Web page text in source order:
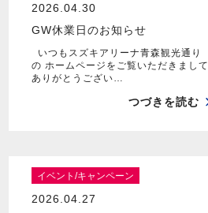
2026.04.30
GW休業日のお知らせ
いつもスズキアリーナ青森観光通り
の ホームページをご覧いただきまして
ありがとうござい…
つづきを読む
イベント/キャンペーン
2026.04.27